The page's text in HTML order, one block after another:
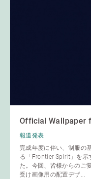
Official Wallpaper
報道発表
完成年度に伴い、制服の
る「Frontier Spirit」を示
た。今回、皆様からのご
受け画像用の配置デザ...